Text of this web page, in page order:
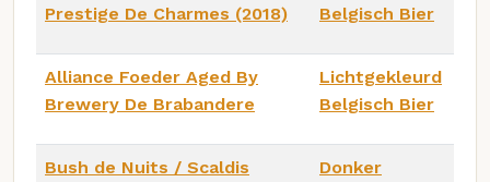
Prestige De Charmes (2018)
Belgisch Bier
Alliance Foeder Aged By
Brewery De Brabandere
Lichtgekleurd
Belgisch Bier
Bush de Nuits / Scaldis
Donker